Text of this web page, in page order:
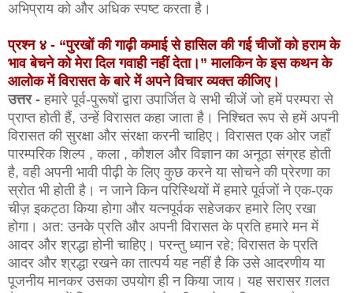
अभिप्राय को और अधिक स्पष्ट करता है।
प्रश्न ४ - “पुरखों की गाढ़ी कमाई से हासिल की गई चीजों को हराम के
भाव बेचने को मेरा दिल गवाही नहीं देता।” मालकिन के इस कथन के
आलोक में विरासत के बारे में अपने विचार व्यक्त कीजिए।
उत्तर -हमारे पूर्व-पुरूषों द्वारा उपार्जित वे सभी चीजें जो हमें परम्परा से
प्राप्त होती हैं, उन्हें विरासत कहा जाता है। निश्चित रूप से हमें अपनी
विरासत की सुरक्षा और संरक्षा करनी चाहिए। विरासत एक ओर जहाँ
पारम्परिक शिल्प , कला , कौशल और विज्ञान का अनूठा संग्रह होती
है, वही अपनी भावी पीढ़ी के लिए कुछ करने या सोचने की प्रेरणा का
स्रोत भी होती है। न जाने किन परिस्थियों में हमारे पूर्वजों ने एक-एक
चीज़ इकट्ठा किया होगा और यत्नपूर्वक सहेजकर हमारे लिए रखा
होगा। अत: उनके प्रति और अपनी विरासत के प्रति हमारे मन में
आदर और श्रद्धा होनी चाहिए। परन्तु ध्यान रहे; विरासत के प्रति
आदर और श्रद्धा रखने का तात्पर्य यह नहीं है कि उसे आदरणीय या
पूजनीय मानकर उसका उपयोग ही न किया जाय। यह सरासर ग़लत